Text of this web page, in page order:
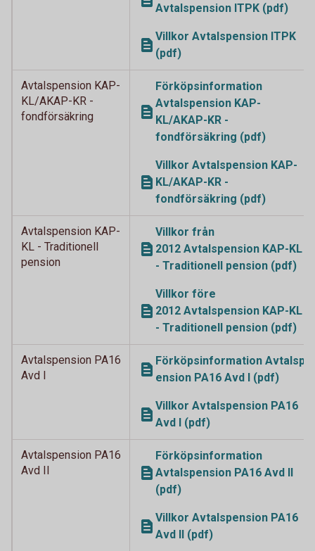
Avtalspension ITPK (pdf)
Villkor Avtalspension ITPK
(pdf)
Avtalspension KAP-
KL/AKAP-KR -
fondförsäkring
Förköpsinformation
Avtalspension KAP-
KL/AKAP-KR -
fondförsäkring (pdf)
Villkor Avtalspension KAP-
KL/AKAP-KR -
fondförsäkring (pdf)
Avtalspension KAP-
KL - Traditionell
pension
Villkor från
2012 Avtalspension KAP-KL
- Traditionell pension (pdf)
Villkor före
2012 Avtalspension KAP-KL
- Traditionell pension (pdf)
Avtalspension PA16
Avd I
Förköpsinformation Avtalsp
ension PA16 Avd I (pdf)
Villkor Avtalspension PA16
Avd I (pdf)
Avtalspension PA16
Avd II
Förköpsinformation
Avtalspension PA16 Avd II
(pdf)
Villkor Avtalspension PA16
Avd II (pdf)